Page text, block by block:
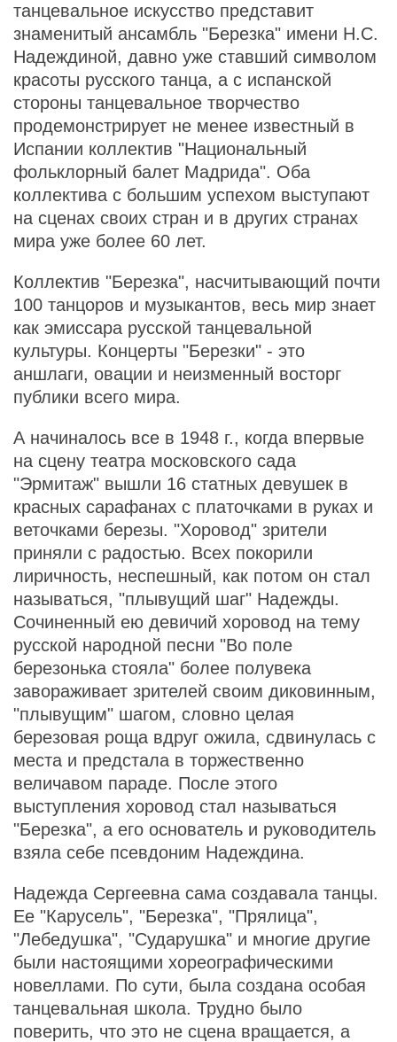
танцевальное искусство представит
знаменитый ансамбль "Березка" имени Н.С.
Надеждиной, давно уже ставший символом
красоты русского танца, а с испанской
стороны танцевальное творчество
продемонстрирует не менее известный в
Испании коллектив "Национальный
фольклорный балет Мадрида". Оба
коллектива с большим успехом выступают
на сценах своих стран и в других странах
мира уже более 60 лет.
Коллектив "Березка", насчитывающий почти
100 танцоров и музыкантов, весь мир знает
как эмиссара русской танцевальной
культуры. Концерты "Березки" - это
аншлаги, овации и неизменный восторг
публики всего мира.
А начиналось все в 1948 г., когда впервые
на сцену театра московского сада
"Эрмитаж" вышли 16 статных девушек в
красных сарафанах с платочками в руках и
веточками березы. "Хоровод" зрители
приняли с радостью. Всех покорили
лиричность, неспешный, как потом он стал
называться, "плывущий шаг" Надежды.
Сочиненный ею девичий хоровод на тему
русской народной песни "Во поле
березонька стояла" более полувека
завораживает зрителей своим диковинным,
"плывущим" шагом, словно целая
березовая роща вдруг ожила, сдвинулась с
места и предстала в торжественно
величавом параде. После этого
выступления хоровод стал называться
"Березка", а его основатель и руководитель
взяла себе псевдоним Надеждина.
Надежда Сергеевна сама создавала танцы.
Ее "Карусель", "Березка", "Прялица",
"Лебедушка", "Сударушка" и многие другие
были настоящими хореографическими
новеллами. По сути, была создана особая
танцевальная школа. Трудно было
поверить, что это не сцена вращается, а